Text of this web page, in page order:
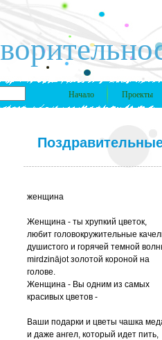
Начало Проекты
женщина
Женщина - ты хрупкий цветок,
любит головокружительные
душистого и горячей темной
mirdzinājot золотой короной на
голове.
Женщина - Вы одним из самых
красивых цветов -
Ваши подарки и цветы чашка
и даже ангел, который идет пить,